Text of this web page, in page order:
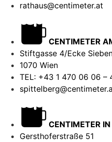
rathaus@centimeter.at
CENTIMETER
Stiftgasse 4/Ecke
1070 Wien
TEL: +43 1 470 06 06 –
CENTIMETER
Gersthoferstraße 51